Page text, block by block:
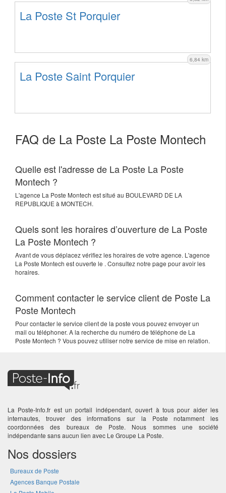
La Poste St Porquier
6,84 km
La Poste Saint Porquier
FAQ de La Poste La Poste Montech
Quelle est l'adresse de La Poste La Poste
Montech ?
L'agence La Poste Montech est situé au BOULEVARD DE LA
REPUBLIQUE à MONTECH.
Quels sont les horaires d’ouverture de La Poste
La Poste Montech ?
Avant de vous déplacez vérifiez les horaires de votre agence. L'agence
La Poste Montech est ouverte le . Consultez notre page pour avoir les
horaires.
Comment contacter le service client de Poste La
Poste Montech
Pour contacter le service client de la poste vous pouvez envoyer un
mail ou téléphoner. A la recherche du numéro de téléphone de La
Poste Montech ? Vous pouvez utiliser notre service de mise en relation.
La Poste-Info.fr est un portail indépendant, ouvert à tous pour aider les
internautes, trouver des informations sur la Poste notamment les
coordonnées des bureaux de Poste. Nous sommes une société
indépendante sans aucun lien avec Le Groupe La Poste.
Nos dossiers
Bureaux de Poste
Agences Banque Postale